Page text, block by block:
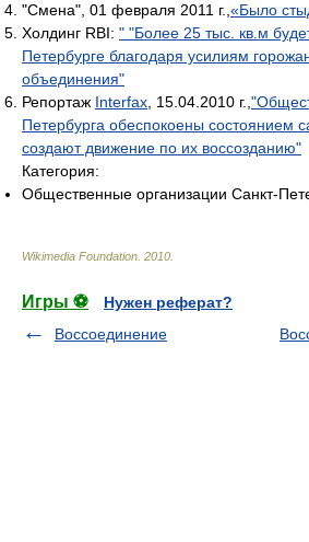
"Смена", 01 февраля 2011 г., «Было
Холдинг RBI: " "Более 25 тыс. кв.м
Петербурге благодаря усилиям
объединения"
Репортаж Interfax , 15.04.2010 г.,
Петербурга обеспокоены состоянием
создают движение по их воссозданию"
Категория:
Общественные организации Санкт-
Wikimedia Foundation 2010
Игры ⚽
Нужен реферат?
Воссоединение